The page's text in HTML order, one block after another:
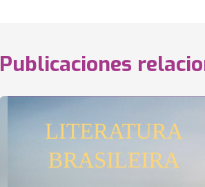
Publicaciones